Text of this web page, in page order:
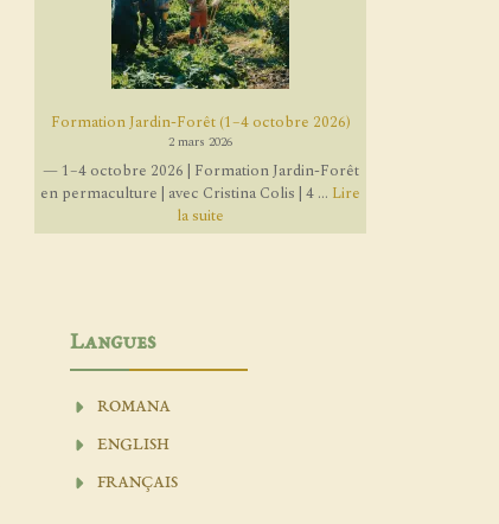
Formation Jardin-Forêt (1–4 octobre 2026)
2 mars 2026
— 1–4 octobre 2026 | Formation Jardin-Forêt
en permaculture | avec Cristina Colis | 4 ... Lire
la suite
Langues
ROMANA
ENGLISH
FRANÇAIS